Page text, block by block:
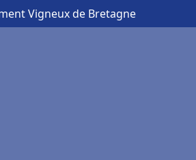
Vigneux de Bretagne